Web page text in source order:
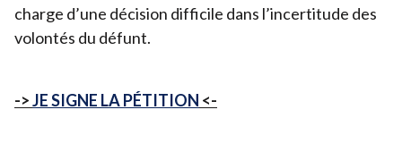
charge d’une décision difficile dans l’incertitude des
volontés du défunt.
->JESIGNE LAPÉTITION <-